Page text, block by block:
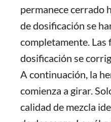
permanece cerrado
de dosificación se
completamente. Las
dosificación se
A continuación, la
comienza a girar.
calidad de mezcla